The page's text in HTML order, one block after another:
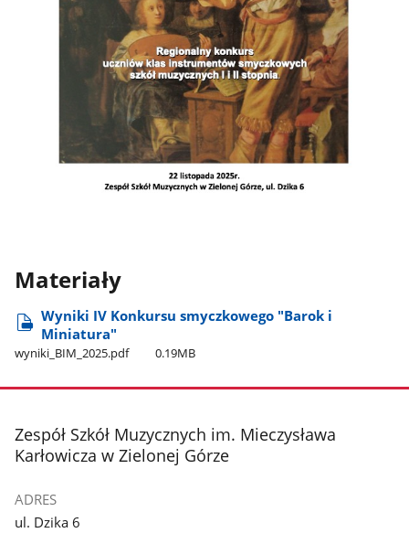
Materiały
Wyniki IV Konkursu smyczkowego "Barok i
Miniatura"
wyniki​_BIM​_2025.pdf 0.19MB
stopka
Zespół Szkół Muzycznych im. Mieczysława
Karłowicza w Zielonej Górze
ADRES
ul. Dzika 6